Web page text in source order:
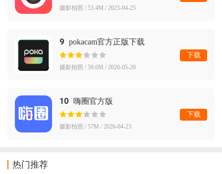
摄影拍照 / 53.4M / 2025-04-25
9 pokacam官方正版下载
摄影拍照 / 59.6M / 2026-05-20
下载
10 嗨圈官方版
摄影拍照 / 57M / 2026-04-23
下载
热门推荐